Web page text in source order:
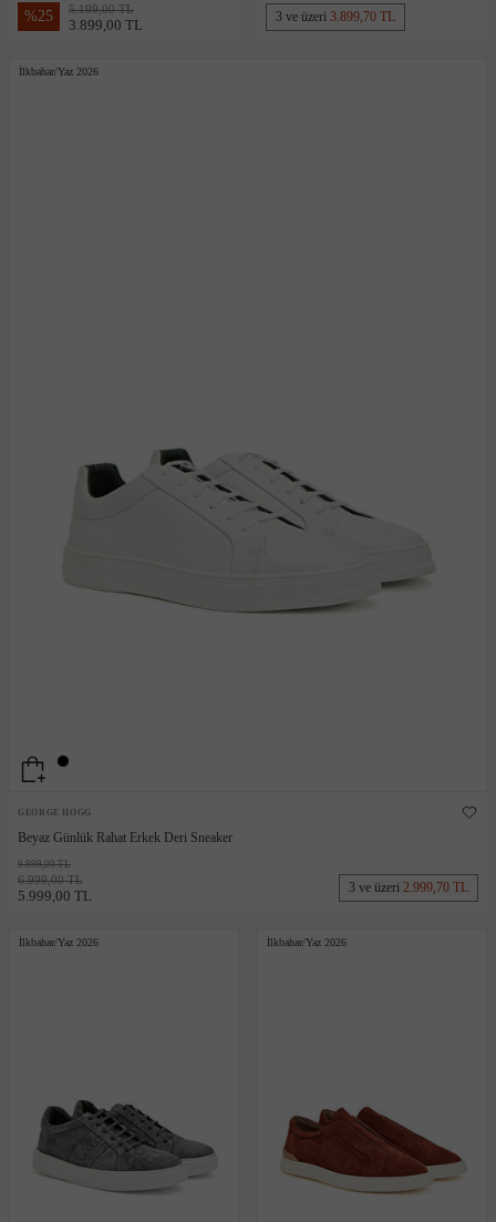
%25 5.199,00 TL
3.899,00 TL 3 ve üzeri 3.899,70 TL
İlkbahar/Yaz 2026
GEORGE HOGG
Beyaz Günlük Rahat Erkek Deri Sneaker
9.999,00 TL
6.999,00 TL
5.999,00 TL 3 ve üzeri 2.999,70 TL
İlkbahar/Yaz 2026 İlkbahar/Yaz 2026